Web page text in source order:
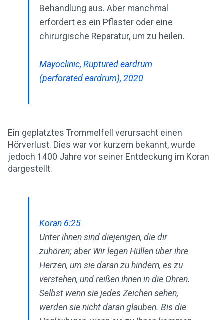
Behandlung aus. Aber manchmal
erfordert es ein Pflaster oder eine
chirurgische Reparatur, um zu heilen.
Mayoclinic, Ruptured eardrum
(perforated eardrum), 2020
Ein geplatztes Trommelfell verursacht einen
Hörverlust. Dies war vor kurzem bekannt, wurde
jedoch 1400 Jahre vor seiner Entdeckung im Koran
dargestellt.
Koran 6:25
Unter ihnen sind diejenigen, die dir
zuhören; aber Wir legen Hüllen über ihre
Herzen, um sie daran zu hindern, es zu
verstehen, und reißen ihnen in die Ohren.
Selbst wenn sie jedes Zeichen sehen,
werden sie nicht daran glauben. Bis die